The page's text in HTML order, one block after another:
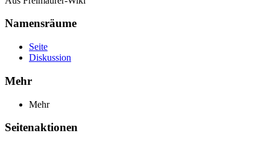
Namensräume
Seite
Diskussion
Mehr
Mehr
Seitenaktionen